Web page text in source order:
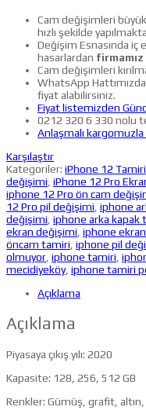
Cam değişimleri
hızlı şekilde
Değişim Esnasında iç
hasarlardan
Cam değişimleri
WhatsApp
fiyat alabilirsiniz.
Fiyat listemizden
0212 320 6 330 nolu
Anlaşmalı kargomuzla
Karşılaştır
Kategoriler: iPhone 12 Tamiri
değişimi iPhone 12 Pro
iphone 12 Pro ön cam
12 Pro pil değişimi iphone
değişimi iphone arka kapak
ekran değişimi iphone
öncam tamiri iphone pil
olmuyor iphone tamiri
mecidiyeköy, iphone tamiri
Açıklama
Açıklama
Piyasaya çıkış yılı: 2020
Kapasite: 128, 256, 512 GB
Renkler: Gümüş, grafit,